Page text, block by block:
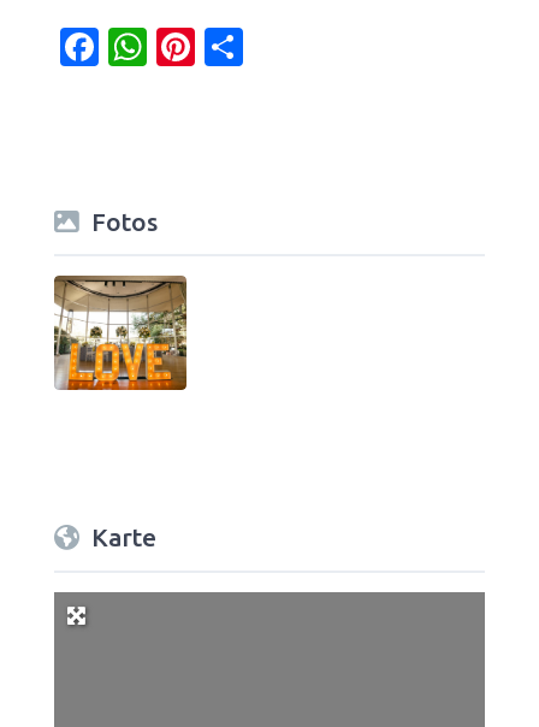
Facebook
WhatsApp
Pinterest
Fotos
Karte